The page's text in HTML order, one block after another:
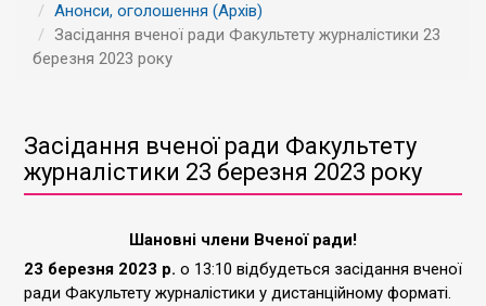
Анонси, оголошення (Архів)
Засідання вченої ради Факультету журналістики 23
березня 2023 року
Засідання вченої ради Факультету
журналістики 23 березня 2023 року
Шановні члени Вченої ради!
23 березня 2023 р. о 13:10 відбудеться засідання вченої
ради Факультету журналістики у дистанційному форматі.